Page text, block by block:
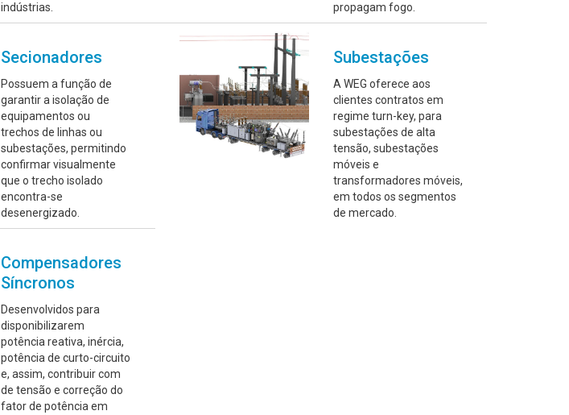
indústrias.
propagam fogo.
Secionadores
Possuem a função de
garantir a isolação de
equipamentos ou
trechos de linhas ou
subestações, permitindo
confirmar visualmente
que o trecho isolado
encontra-se
desenergizado.
Subestações
A WEG oferece aos
clientes contratos em
regime turn-key, para
subestações de alta
tensão, subestações
móveis e
transformadores móveis,
em todos os segmentos
de mercado.
Compensadores
Síncronos
Desenvolvidos para
disponibilizarem
potência reativa, inércia,
potência de curto-circuito
e, assim, contribuir com
de tensão e correção do
fator de potência em